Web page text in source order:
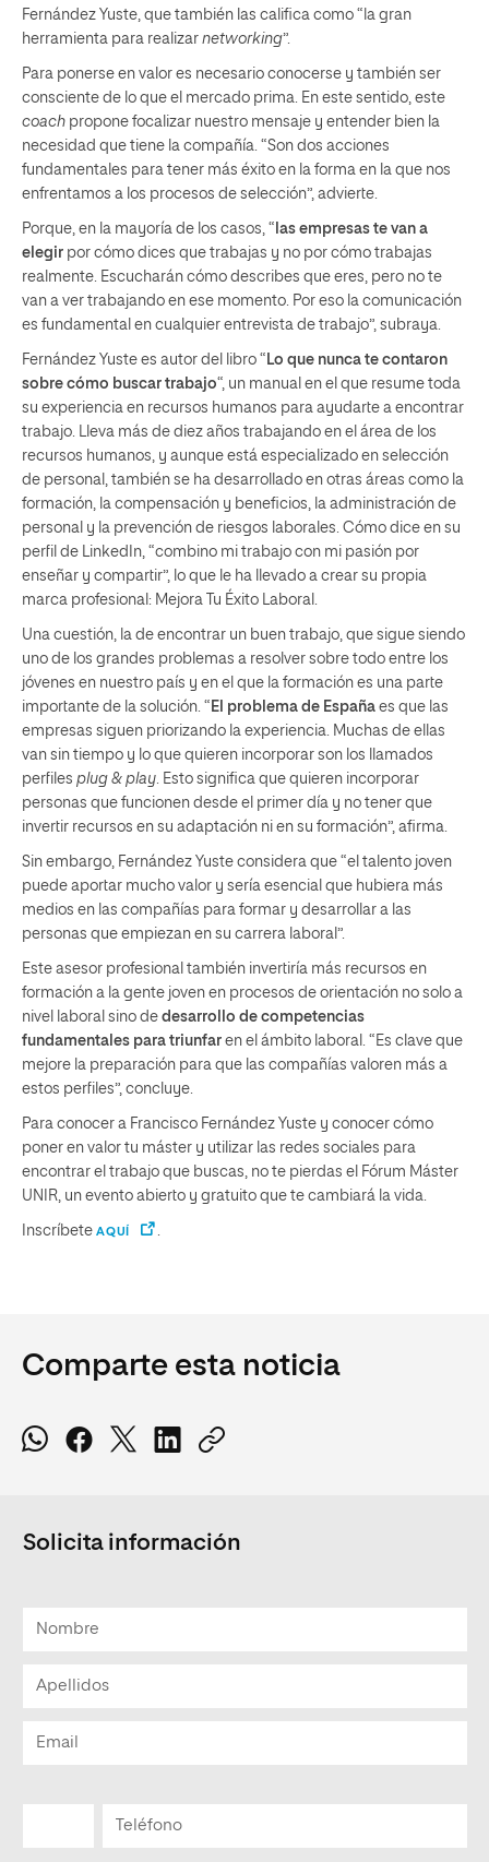
Fernández Yuste, que también las califica como “la gran
herramienta para realizar networking”.
Para ponerse en valor es necesario conocerse y también ser
consciente de lo que el mercado prima. En este sentido, este
coach propone focalizar nuestro mensaje y entender bien la
necesidad que tiene la compañía. “Son dos acciones
fundamentales para tener más éxito en la forma en la que nos
enfrentamos a los procesos de selección”, advierte.
Porque, en la mayoría de los casos, “ las empresas te van a
elegir por cómo dices que trabajas y no por cómo trabajas
realmente. Escucharán cómo describes que eres, pero no te
van a ver trabajando en ese momento. Por eso la comunicación
es fundamental en cualquier entrevista de trabajo”, subraya.
Fernández Yuste es autor del libro “ Lo que nunca te contaron
sobre cómo buscar trabajo“, un manual en el que resume toda
su experiencia en recursos humanos para ayudarte a encontrar
trabajo. Lleva más de diez años trabajando en el área de los
recursos humanos, y aunque está especializado en selección
de personal, también se ha desarrollado en otras áreas como la
formación, la compensación y beneficios, la administración de
personal y la prevención de riesgos laborales. Cómo dice en su
perfil de LinkedIn, “combino mi trabajo con mi pasión por
enseñar y compartir”, lo que le ha llevado a crear su propia
marca profesional: Mejora Tu Éxito Laboral.
Una cuestión, la de encontrar un buen trabajo, que sigue siendo
uno de los grandes problemas a resolver sobre todo entre los
jóvenes en nuestro país y en el que la formación es una parte
importante de la solución. “ El problema de España es que las
empresas siguen priorizando la experiencia. Muchas de ellas
van sin tiempo y lo que quieren incorporar son los llamados
perfiles plug & play . Esto significa que quieren incorporar
personas que funcionen desde el primer día y no tener que
invertir recursos en su adaptación ni en su formación”, afirma.
Sin embargo, Fernández Yuste considera que “el talento joven
puede aportar mucho valor y sería esencial que hubiera más
medios en las compañías para formar y desarrollar a las
personas que empiezan en su carrera laboral”.
Este asesor profesional también invertiría más recursos en
formación a la gente joven en procesos de orientación no solo a
nivel laboral sino de desarrollo de competencias
fundamentales para triunfar en el ámbito laboral. “Es clave que
mejore la preparación para que las compañías valoren más a
estos perfiles”, concluye.
Para conocer a Francisco Fernández Yuste y conocer cómo
poner en valor tu máster y utilizar las redes sociales para
encontrar el trabajo que buscas, no te pierdas el Fórum Máster
UNIR, un evento abierto y gratuito que te cambiará la vida.
Inscríbete AQUÍ
Comparte esta noticia
Solicita información